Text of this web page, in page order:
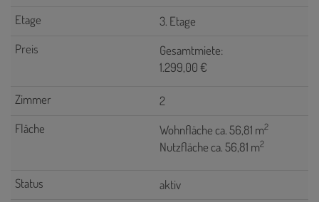
3. Etage
Gesamtmiete:
1.299,00 €
2
Wohnfläche ca. 56,81 m2
Nutzfläche ca. 56,81 m2
aktiv